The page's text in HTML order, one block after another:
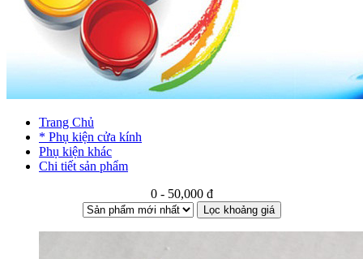
Trang Chủ
* Phụ kiện cửa kính
Phụ kiện khác
Chi tiết sản phẩm
0 - 50,000 đ
Lọc khoảng giá